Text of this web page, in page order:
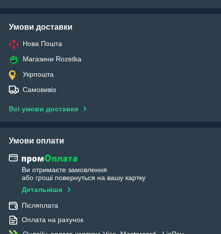
Умови доставки
Нова Пошта
Магазини Rozetka
Укрпошта
Самовивіз
Всі умови доставки
Умови оплати
Ви отримаєте замовлення
або гроші повернуться на вашу картку
Детальніше
Післяплата
Оплата на рахунок